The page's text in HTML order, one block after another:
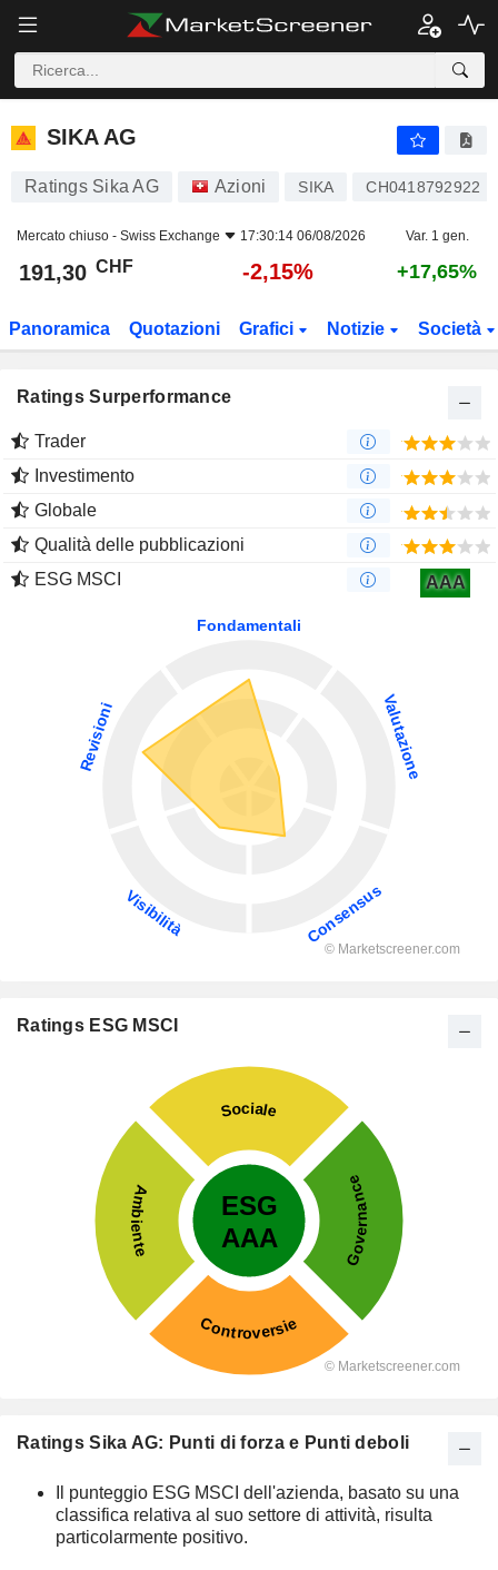
SIKA AG
SIKA AG
Ratings Sika AG Azioni SIKA CH0418792922
Mercato chiuso - Swiss Exchange 17:30:14 06/08/2026 Var. 1 gen.
191,30 CHF -2,15% +17,65%
Panoramica Quotazioni Grafici Notizie Società
Ratings Surperformance
Trader
Investimento
Globale
Qualità delle pubblicazioni
ESG MSCI
AAA
Ratings ESG MSCI
Ratings Sika AG: Punti di forza e Punti deboli
Il punteggio ESG MSCI dell'azienda, basato su una
classifica relativa al suo settore di attività, risulta
particolarmente positivo.